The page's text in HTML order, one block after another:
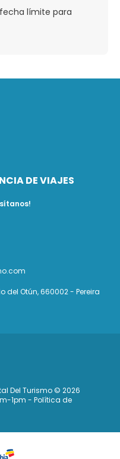
límite para
DE VIAJES
del Otún, 660002 - Pereira
Del Turismo © 2026
1pm - Política de